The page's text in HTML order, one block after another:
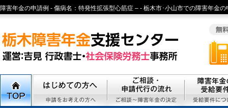
障害年金の申請例 - 傷病名：特発性拡張型心筋症 – - 栃木市･小山市での障害年金